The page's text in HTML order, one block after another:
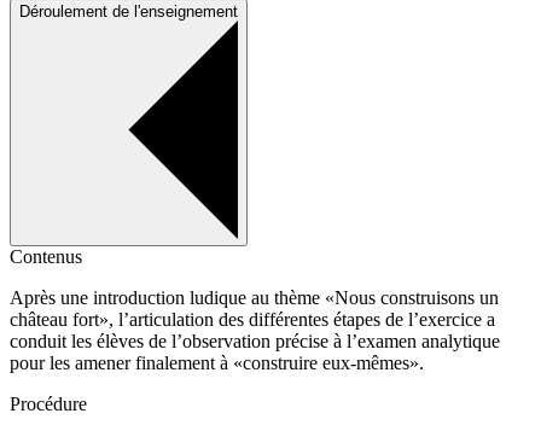
Déroulement de l'enseignement
Contenus
Après une introduction ludique au thème «Nous construisons un
château fort», l’articulation des différentes étapes de l’exercice a
conduit les élèves de l’observation précise à l’examen analytique
pour les amener finalement à «construire eux-mêmes».
Procédure